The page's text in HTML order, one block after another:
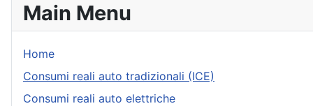
Main Menu
Home
Consumi reali auto tradizionali (ICE)
Consumi reali auto elettriche